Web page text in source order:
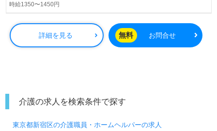
時給1350〜1450円
詳細を見る 無料 お問合せ
介護の求人を検索条件で探す
東京都新宿区の介護職員・ホームヘルパーの求人